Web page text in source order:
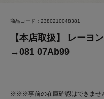
商品コード：2380210048381
【本店取扱】 レーヨ
→081 07Ab99_
※※※事前の在庫確認はできま